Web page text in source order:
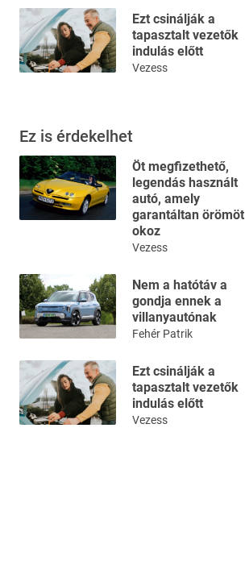
Ezt csinálják a
tapasztalt vezetők
indulás előtt
Vezess
Ez is érdekelhet
Öt megfizethető,
legendás használt
autó, amely
garantáltan örömöt
okoz
Vezess
Nem a hatótáv a
gondja ennek a
villanyautónak
Fehér Patrik
Ezt csinálják a
tapasztalt vezetők
indulás előtt
Vezess